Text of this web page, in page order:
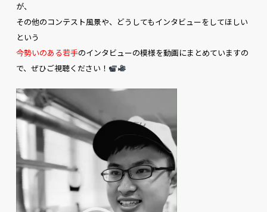
が、
その他のコンテスト風景や、どうしてもインタビューをしてほしい
という
今勢いのある若手のインタビューの模様を動画にまとめていますの
で、ぜひご視聴ください！
動
画
プ
レ
ー
ヤ
ー